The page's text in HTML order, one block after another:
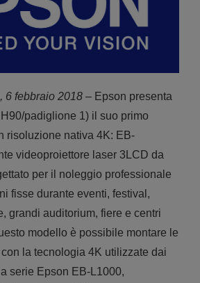
6 febbraio 2018– Epson presenta
padiglione 1) il suo primo
risoluzione nativa 4K: EB-
videoproiettore laser 3LCD da
per il noleggio professionale
fisse durante eventi, festival,
grandi auditorium, fiere e centri
modello è possibile montare le
la tecnologia 4K utilizzate dai
serie Epson EB-L1000,